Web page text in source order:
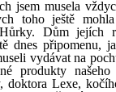
jsem musela
toho ještě
Dům jejích
dnes připomenu,
vydávat na
produkty
doktora Lexe,